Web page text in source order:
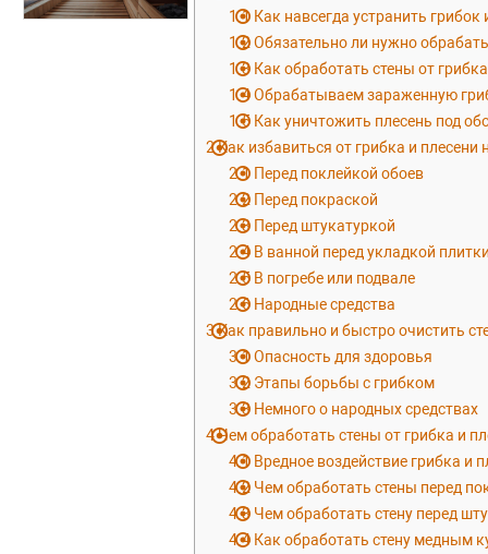
1.1 Как навсегда устранить грибок
1.2Обязательно ли нужно
1.3 Как обработать стены от
1.4Обрабатываем зараженную
1.5 Как уничтожить плесень под
2Как избавиться от грибка и плесени
2.1 Перед поклейкой обоев
2.2 Перед покраской
2.3 Перед штукатуркой
2.4 В ванной перед укладкой
2.5 В погребе или подвале
2.6 Народные средства
3Как правильно и быстро очистить
3.1Опасность для здоровья
3.2 Этапы борьбы с грибком
3.3 Немного о народных средствах
4Чем обработать стены от грибка и
4.1 Вредное воздействие грибка и
4.2 Чем обработать стены перед
4.3 Чем обработать стену перед
4.4 Как обработать стену медным